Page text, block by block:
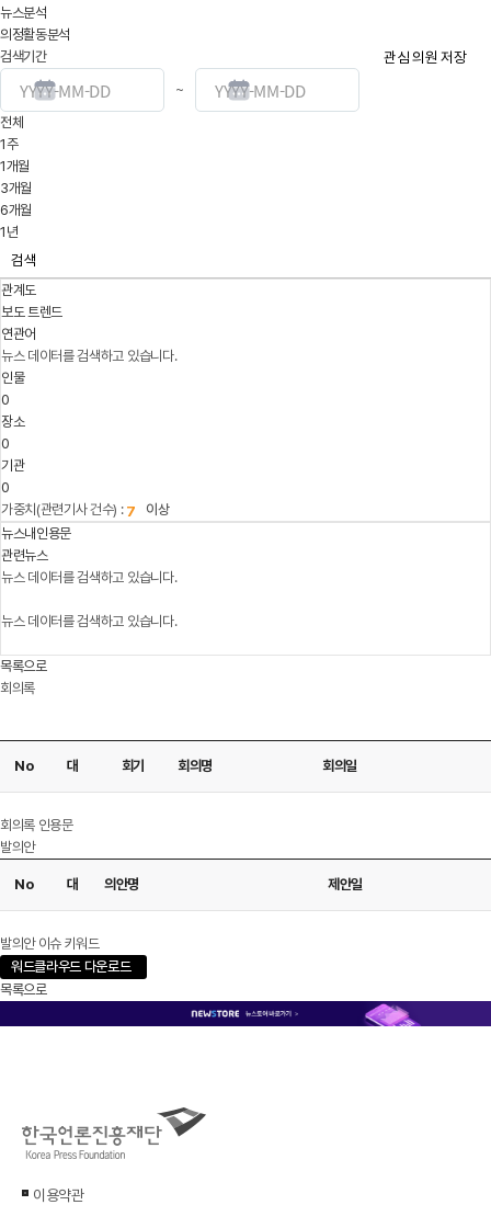
뉴스분석
의정활동분석
관심 의원 저장
검색기간
~
전체
1주
1개월
3개월
6개월
1년
검색
관계도
보도 트렌드
연관어
뉴스 데이터를 검색하고 있습니다.
인물
0
장소
0
기관
0
가중치(관련기사 건수) :
이상
뉴스내인용문
관련뉴스
뉴스 데이터를 검색하고 있습니다.
뉴스 데이터를 검색하고 있습니다.
목록으로
회의록
No 대 회기 회의명 회의일
회의록 인용문
발의안
No 대 의안명 제안일
발의안 이슈 키워드
워드클라우드 다운로드
목록으로
이용약관